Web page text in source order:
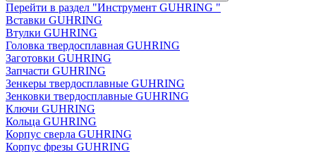
Перейти в раздел "Инструмент GUHRING "
Вставки GUHRING
Втулки GUHRING
Головка твердосплавная GUHRING
Заготовки GUHRING
Запчасти GUHRING
Зенкеры твердосплавные GUHRING
Зенковки твердосплавные GUHRING
Ключи GUHRING
Кольца GUHRING
Корпус сверла GUHRING
Корпус фрезы GUHRING